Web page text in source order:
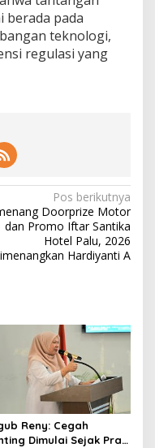
berada pada
teknologi,
regulasi yang
Pos berikutnya
Doorprize Motor
dan Promo Iftar Santika
Hotel Palu, 2026
Hardiyanti A
Reny: Cegah
Dimulai Sejak Pra